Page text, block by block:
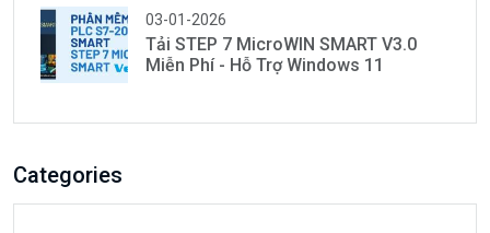
03-01-2026
Tải STEP 7 MicroWIN SMART V3.0
Miễn Phí - Hỗ Trợ Windows 11
Categories